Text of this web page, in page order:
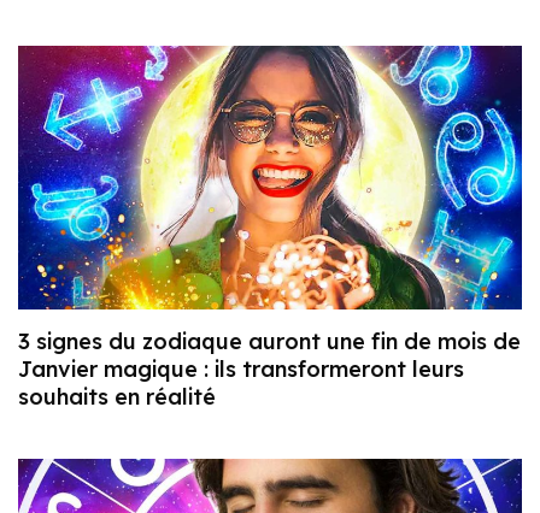
3 signes du zodiaque auront une fin de mois de
Janvier magique : ils transformeront leurs
souhaits en réalité